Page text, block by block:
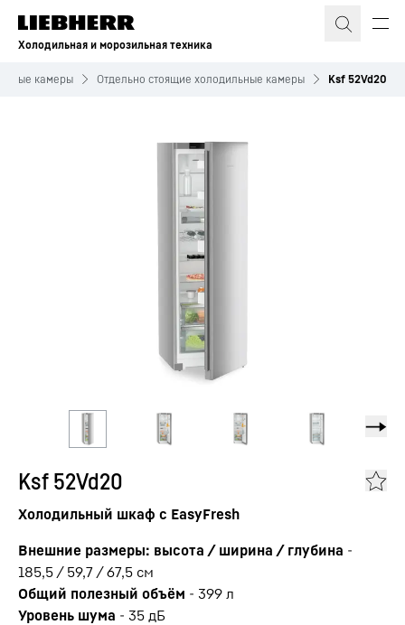
Холодильная и морозильная техника
камеры Отдельно стоящие холодильные камеры Ksf 52Vd20
Ksf 52Vd20
Холодильный шкаф с EasyFresh
Внешние размеры: высота / ширина / глубина -
185,5 / 59,7 / 67,5 см
Общий полезный объём - 399 л
Уровень шума - 35 дБ